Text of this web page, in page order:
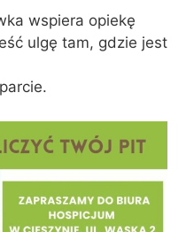
wspiera opiekę
ulgę tam, gdzie jest